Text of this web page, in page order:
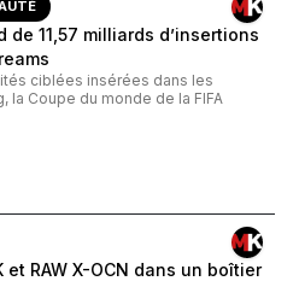
11,57 milliards d’insertions
ciblées insérées dans les
la Coupe du monde de la FIFA
et RAW X-OCN dans un boîtier